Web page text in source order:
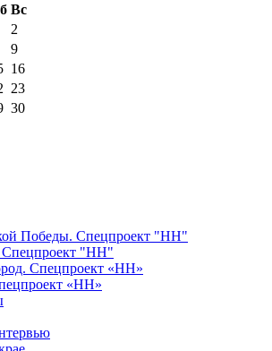
Вс
2
9
16
23
30
Победы. Спецпроект "НН"
Спецпроект "НН"
Спецпроект «НН»
«НН»